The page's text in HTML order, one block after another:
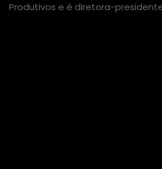
Produtivos e é diretora-